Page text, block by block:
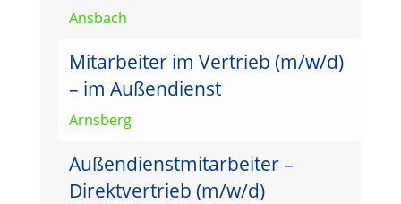
Ansbach
Mitarbeiter im Vertrieb (m/w/d)
– im Außendienst
Arnsberg
Außendienstmitarbeiter –
Direktvertrieb (m/w/d)